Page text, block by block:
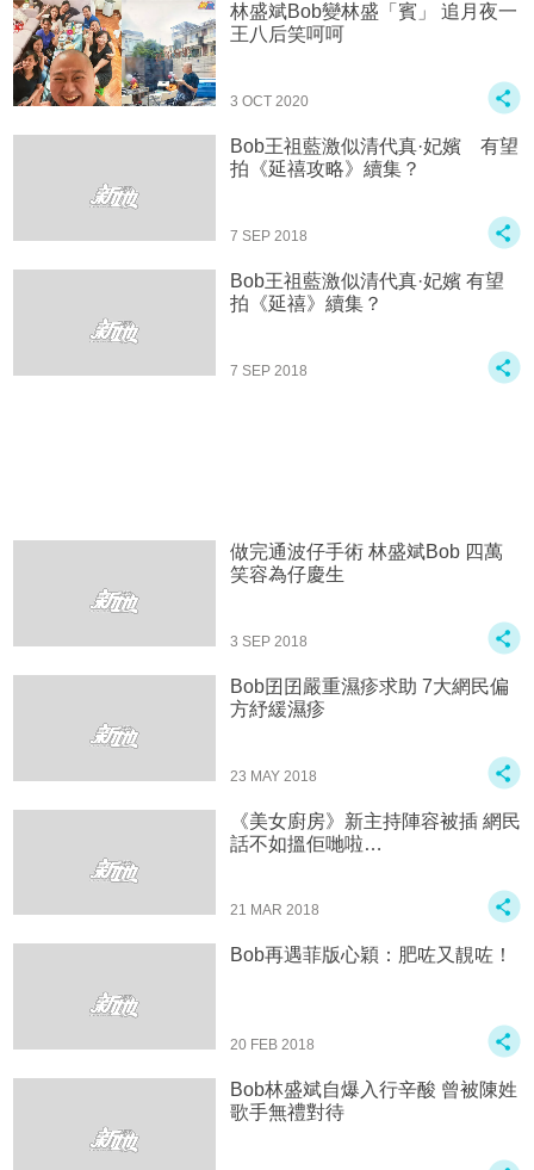
林盛斌Bob變林盛「賓」 追月夜一
王八后笑呵呵
3 OCT 2020
Bob王祖藍激似清代真·妃嬪 有望
拍《延禧攻略》續集？
7 SEP 2018
Bob王祖藍激似清代真·妃嬪 有望
拍《延禧》續集？
7 SEP 2018
做完通波仔手術 林盛斌Bob 四萬
笑容為仔慶生
3 SEP 2018
Bob囝囝嚴重濕疹求助 7大網民偏
方紓緩濕疹
23 MAY 2018
《美女廚房》新主持陣容被插 網民
話不如搵佢哋啦…
21 MAR 2018
Bob再遇菲版心穎：肥咗又靚咗！
20 FEB 2018
Bob林盛斌自爆入行辛酸 曾被陳姓
歌手無禮對待